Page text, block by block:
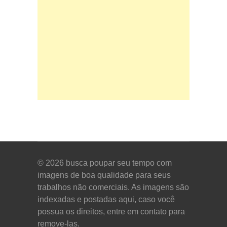
© 2026 busca poupar seu tempo com
imagens de boa qualidade para seus
trabalhos não comerciais. As imagens são
indexadas e postadas aqui, caso você
possua os direitos, entre em contato para
remove-las.